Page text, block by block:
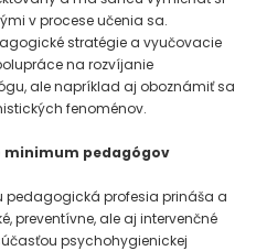
v procese učenia sa.
stratégie a vyučovacie
na rozvíjanie
ale napríklad aj oboznámiť sa
fenoménov.
minimum pedagógov
pedagogická profesia prináša a
preventívne, ale aj intervenčné
psychohygienickej